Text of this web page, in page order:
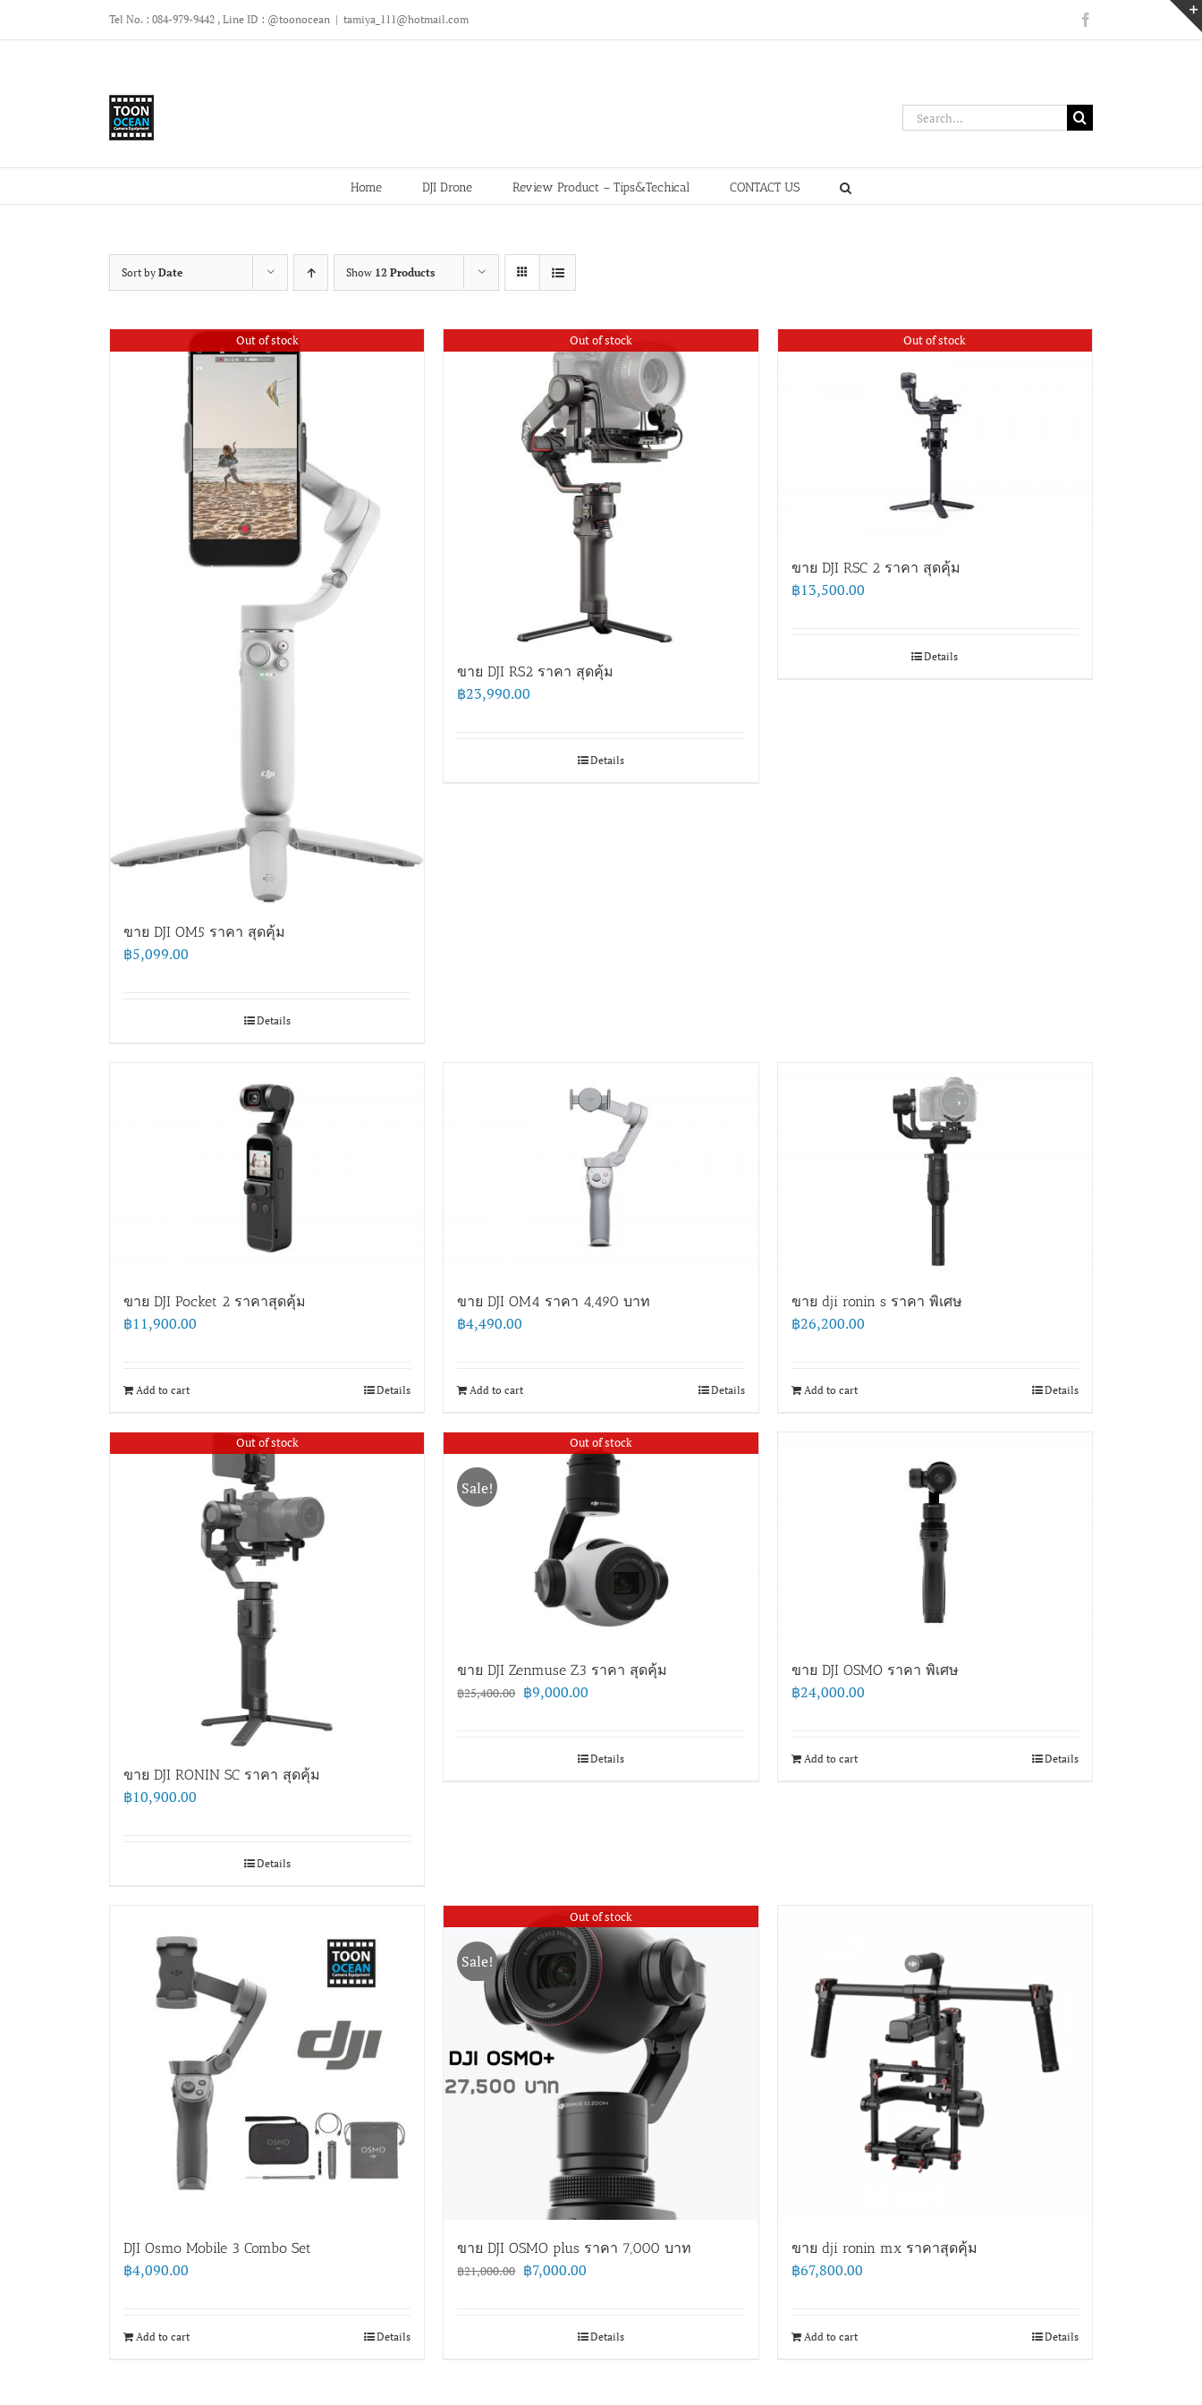
Tel No. : 084-979-9442 , Line ID : @toonocean | tamiya_111@hotmail.com
Search
for:
Home DJI Drone Review Product – Tips&Techical CONTACT US
Sort by Date Show 12 Products
Out of stock
ขาย DJI OM5 ราคา สุดคุ้ม
฿5,099.00
Details
Out of stock
ขาย DJI RS2 ราคา สุดคุ้ม
฿23,990.00
Details
Out of stock
ขาย DJI RSC 2 ราคา สุดคุ้ม
฿13,500.00
Details
ขาย DJI Pocket 2 ราคาสุดคุ้ม
฿11,900.00
Add to cart Details
ขาย DJI OM4 ราคา 4,490 บาท
฿4,490.00
Add to cart Details
ขาย dji ronin s ราคา พิเศษ
฿26,200.00
Add to cart Details
Out of stock
ขาย DJI RONIN SC ราคา สุดคุ้ม
฿10,900.00
Details
Out of stock
Sale!
ขาย DJI Zenmuse Z3 ราคา สุดคุ้ม
฿25,400.00 Original
฿25,400.00.
฿9,000.00
฿9,000.00.
Details
ขาย DJI OSMO ราคา พิเศษ
฿24,000.00
Add to cart Details
DJI Osmo Mobile 3 Combo Set
฿4,090.00
Add to cart Details
Out of stock
Sale!
ขาย DJI OSMO plus ราคา 7,000 บาท
฿21,000.00 Original
฿21,000.00.
฿7,000.00
฿7,000.00.
Details
ขาย dji ronin mx ราคาสุดคุ้ม
฿67,800.00
Add to cart Details